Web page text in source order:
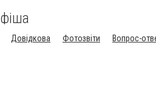
Довідкова Фотозвіти Вопрос-